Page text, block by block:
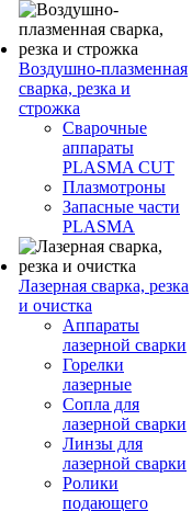
Воздушно-плазменная
сварка, резка и
строжка
Сварочные
аппараты
PLASMA CUT
Плазмотроны
Запасные части
PLASMA
Лазерная сварка, резка
и очистка
Аппараты
лазерной сварки
Горелки
лазерные
Сопла для
лазерной сварки
Линзы для
лазерной сварки
Ролики
подающего